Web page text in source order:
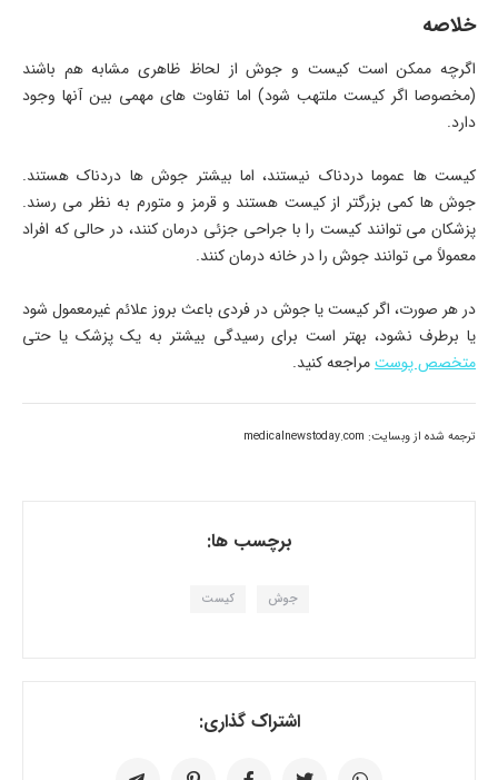
خلاصه
اگرچه ممکن است کیست و جوش از لحاظ ظاهری مشابه هم باشند
(مخصوصا اگر کیست ملتهب شود) اما تفاوت های مهمی بین آنها وجود
دارد.
کیست ها عموما دردناک نیستند، اما بیشتر جوش ها دردناک هستند.
جوش ها کمی بزرگتر از کیست هستند و قرمز و متورم به نظر می رسند.
پزشکان می توانند کیست را با جراحی جزئی درمان کنند، در حالی که افراد
معمولاً می توانند جوش را در خانه درمان کنند.
در هر صورت، اگر کیست یا جوش در فردی باعث بروز علائم غیرمعمول شود
یا برطرف نشود، بهتر است برای رسیدگی بیشتر به یک پزشک یا حتی
متخصص پوستمراجعه کنید.
ترجمه شده از وبسايت: medicalnewstoday.com
برچسب ها:
جوش کیست
اشتراک گذاری: